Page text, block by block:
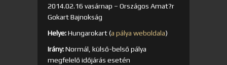
2014.02.16 vasárnap – Országos Amat?r
Gokart Bajnokság
Helye:Hungarokart (a pálya weboldala)
Irány:Normál, külső-belső pálya
megfelelő időjárás esetén